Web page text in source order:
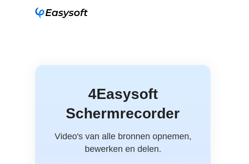
4Easysoft
Schermrecorder
Video's van alle bronnen opnemen,
bewerken en delen.